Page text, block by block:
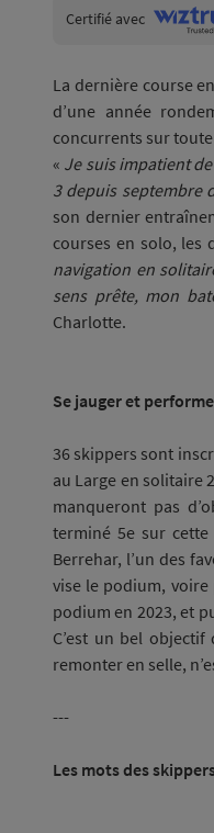
Certifié avecWiztrust
trusted
La dernière course
d’une année
concurrents sur toute
« Je suis impatient
3 depuis septembre
son dernier
courses en solo, les
navigation en
sens prête, mon
Charlotte.
Se jauger et
36 skippers sont
au Large en solitaire
manqueront pas
terminé 5e sur
Berrehar, l’un des
vise le podium, voire
podium en 2023, et
C’est un bel
remonter en selle,
---
Les mots des